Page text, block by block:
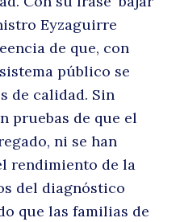
Eyzaguirre
de que, con
público se
de calidad. Sin
pruebas de que el
ni se han
rendimiento de la
del diagnóstico
que las familias de